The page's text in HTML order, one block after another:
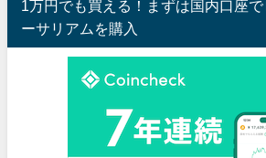
1万円でも買える！まずは国内口座
ーサリアムを購入